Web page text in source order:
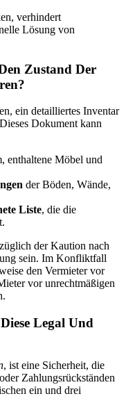
verhindert
Lösung von
Zustand Der
ein detailliertes Inventar
Dokument kann
enthaltene Möbel und
der Böden, Wände,
Liste, die die
der Kaution nach
sein. Im Konfliktfall
den Vermieter vor
vor unrechtmäßigen
Legal Und
, ist eine Sicherheit, die
Zahlungsrückständen
ein und drei